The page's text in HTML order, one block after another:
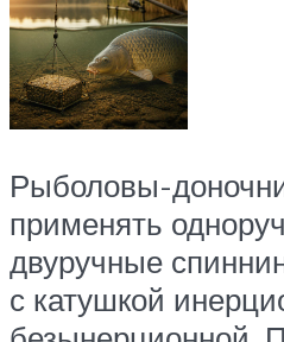
Рыболовы-
применять
двуручные
с катушкой